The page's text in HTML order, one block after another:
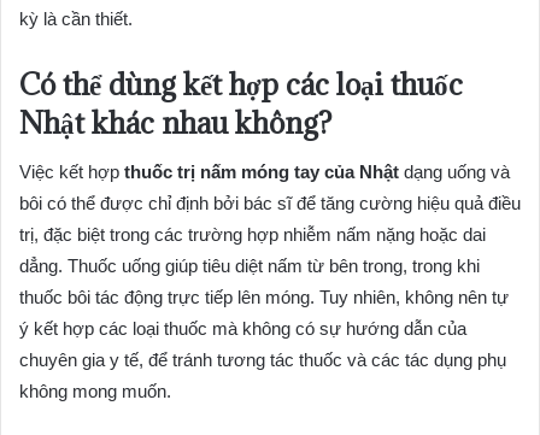
kỳ là cần thiết.
Có thể dùng kết hợp các loại thuốc
Nhật khác nhau không?
Việc kết hợp thuốc trị nấm móng tay của Nhật dạng uống và
bôi có thể được chỉ định bởi bác sĩ để tăng cường hiệu quả điều
trị, đặc biệt trong các trường hợp nhiễm nấm nặng hoặc dai
dẳng. Thuốc uống giúp tiêu diệt nấm từ bên trong, trong khi
thuốc bôi tác động trực tiếp lên móng. Tuy nhiên, không nên tự
ý kết hợp các loại thuốc mà không có sự hướng dẫn của
chuyên gia y tế, để tránh tương tác thuốc và các tác dụng phụ
không mong muốn.